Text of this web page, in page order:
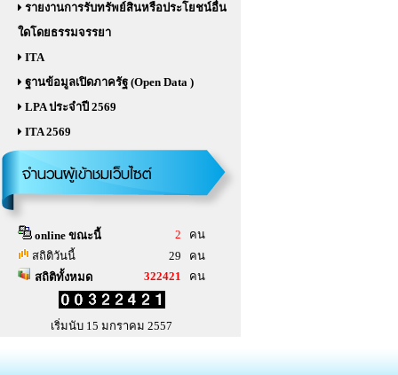
รายงานการรับทรัพย์สินหรือประโยชน์อื่น
ใดโดยธรรมจรรยา
ITA
ฐานข้อมูลเปิดภาครัฐ (Open Data )
LPA ประจำปี 2569
ITA 2569
จำนวนผู้เข้าชมเว็บไซต์
online ขณะนี้ 2 คน
สถิติวันนี้
29 คน
สถิติทั้งหมด
322421 คน
เริ่มนับ 15 มกราคม 2557